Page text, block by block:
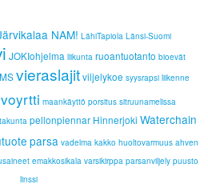
NAM! LähiTapiola Länsi-Suomi
JOKIohjelma liikunta ruoantuotanto bioevät
vieraslajit viljelykoe syysrapsi liikenne
maankäyttö porsitus sitruunamelissa
pellonpiennar Hinnerjoki Waterchain
parsa vadelma kakko huoltovarmuus ahven
emakkosikala varsikirppa parsanviljely puusto
linssi